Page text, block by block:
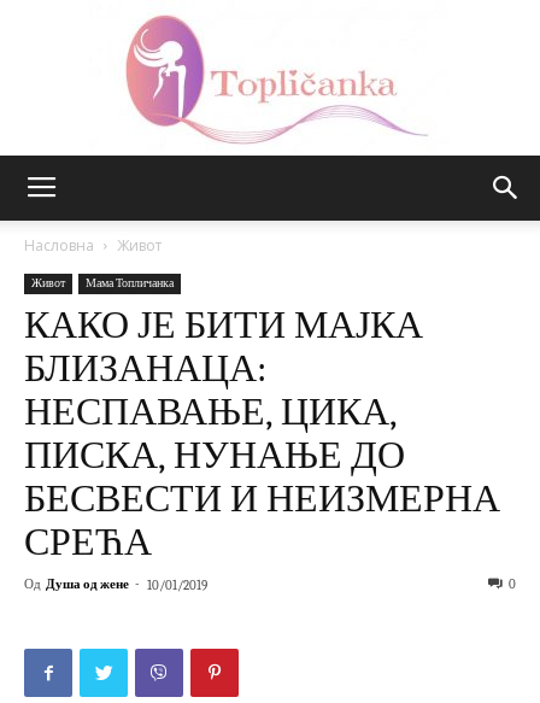
Насловна Живот
Живот Мама Топличанка
КАКО ЈЕ БИТИ МАЈКА
БЛИЗАНАЦА:
НЕСПАВАЊЕ, ЦИКА,
ПИСКА, НУНАЊЕ ДО
БЕСВЕСТИ И НЕИЗМЕРНА
СРЕЋА
Од Душа од жене - 10/01/2019 0